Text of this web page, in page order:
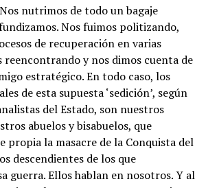
nutrimos de todo un bagaje
Nos fuimos politizando,
de recuperación en varias
reencontrando y nos dimos cuenta de
estratégico. En todo caso, los
de esta supuesta ‘sedición’, según
del Estado, son nuestros
abuelos y bisabuelos, que
propia la masacre de la Conquista del
descendientes de los que
guerra. Ellos hablan en nosotros. Y al